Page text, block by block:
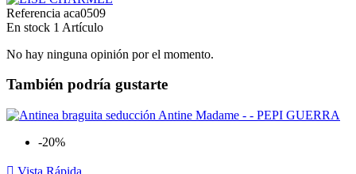
Referencia aca0509
En stock 1 Artículo
No hay ninguna opinión por el momento.
También podría gustarte
-20%
 Vista Rápida